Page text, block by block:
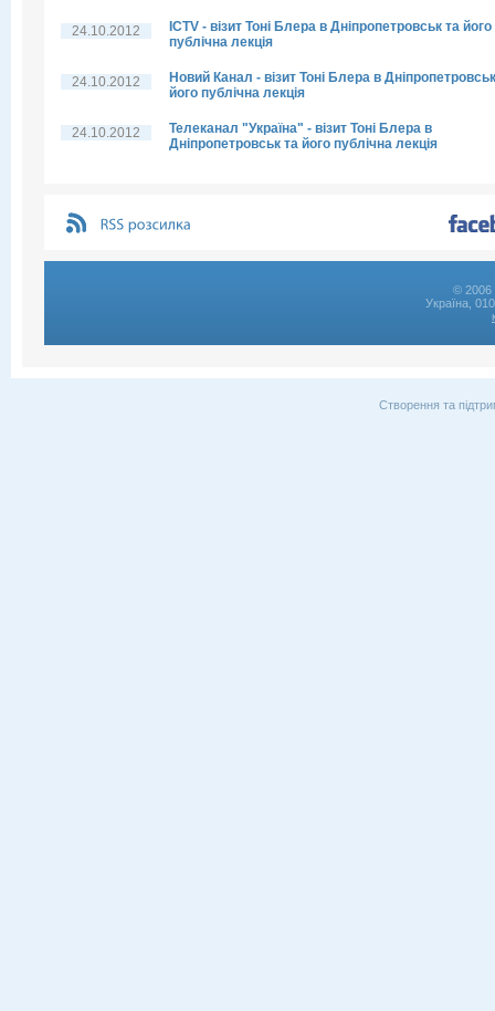
24.10.2012
ICTV - візит Тоні Блера в Дніпропетровськ та його
публічна лекція
24.10.2012
Новий Канал - візит Тоні Блера в
його публічна лекція
24.10.2012
Телеканал "Україна" - візит Тоні Блера в
Дніпропетровськ та його публічна лекція
© 2006
Україна,
Створення та